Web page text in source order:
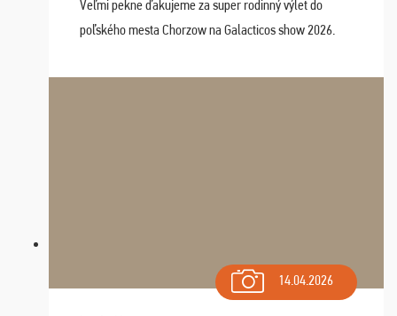
Veľmi pekne ďakujeme za super rodinný výlet do
poľského mesta Chorzow na Galacticos show 2026.
Navštívili sme aj zábavný park Legendia, previe ...
14.04.2026